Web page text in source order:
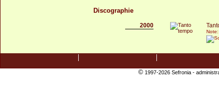
Discographie
2000
©1997-2026 Sefronia -